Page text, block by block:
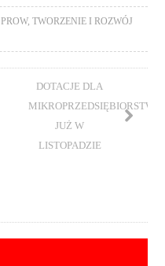
PROW,TWORZENIE I ROZWÓJ
DOTACJE DLA
MIKROPRZEDSIĘBIORSTW
JUŻ W
LISTOPADZIE